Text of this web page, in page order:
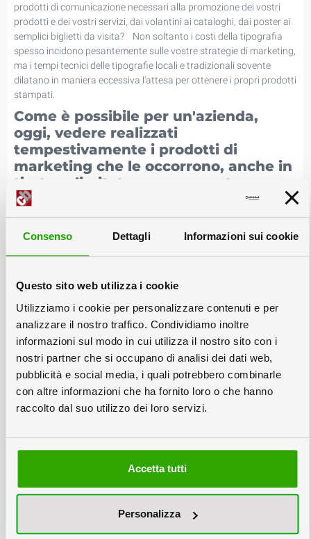
Consenso Dettagli Informazioni sui cookie
Questo sito web utilizza i cookie
Utilizziamo i cookie per personalizzare contenuti e per
analizzare il nostro traffico. Condividiamo inoltre
informazioni sul modo in cui utilizza il nostro sito con i
nostri partner che si occupano di analisi dei dati web,
pubblicità e social media, i quali potrebbero combinarle
con altre informazioni che ha fornito loro o che hanno
raccolto dal suo utilizzo dei loro servizi.
Accetta tutti
Personalizza
prodotti di comunicazione necessari alla promozione dei vostri
prodotti e dei vostri servizi, dai volantini ai cataloghi, dai poster ai
semplici biglietti da visita? Non soltanto i costi della tipografia
spesso incidono pesantemente sulle vostre strategie di marketing,
ma i tempi tecnici delle tipografie locali e tradizionali sovente
dilatano in maniera eccessiva l'attesa per ottenere i propri prodotti
stampati.
Come è possibile per un'azienda,
oggi, vedere realizzati
tempestivamente i prodotti di
marketing che le occorrono, anche in
tirature limitate, e senza sostenere
costi eccessivi?
Scegliere una tipografia online vi consente di realizzare
rapidamente i preventivi per le vostre esigenze tipografiche,
di avere tempi rapidi e certi per l’esecuzione dei vostri stampati.
Come ordinare gli stampati online?
In questa sezione del sito trovate tutte le soluzioni per ordinare
online i tipici prodotti da tipografia.
pronte ma configurabili a piacere per la realizzazione di biglietti
visita, stampati, pieghevoli, volantini, locandine, adesivi o
vetrofanie, nonchè per la stampa di buste.
Inoltre sotto la voce stampati piani trovate la possibilità di
che non rientrano nelle altre categorie tipografiche, come
cartoncini, pieghevoli particolari etc. con una varietà estesa di
carte e cartoncini e di finiture come plastificazione, cordonatura,
In ogni categoria di servizi della tipografia online troverete
evidenziati i formati e i tipi di carta proposti e selezionati da